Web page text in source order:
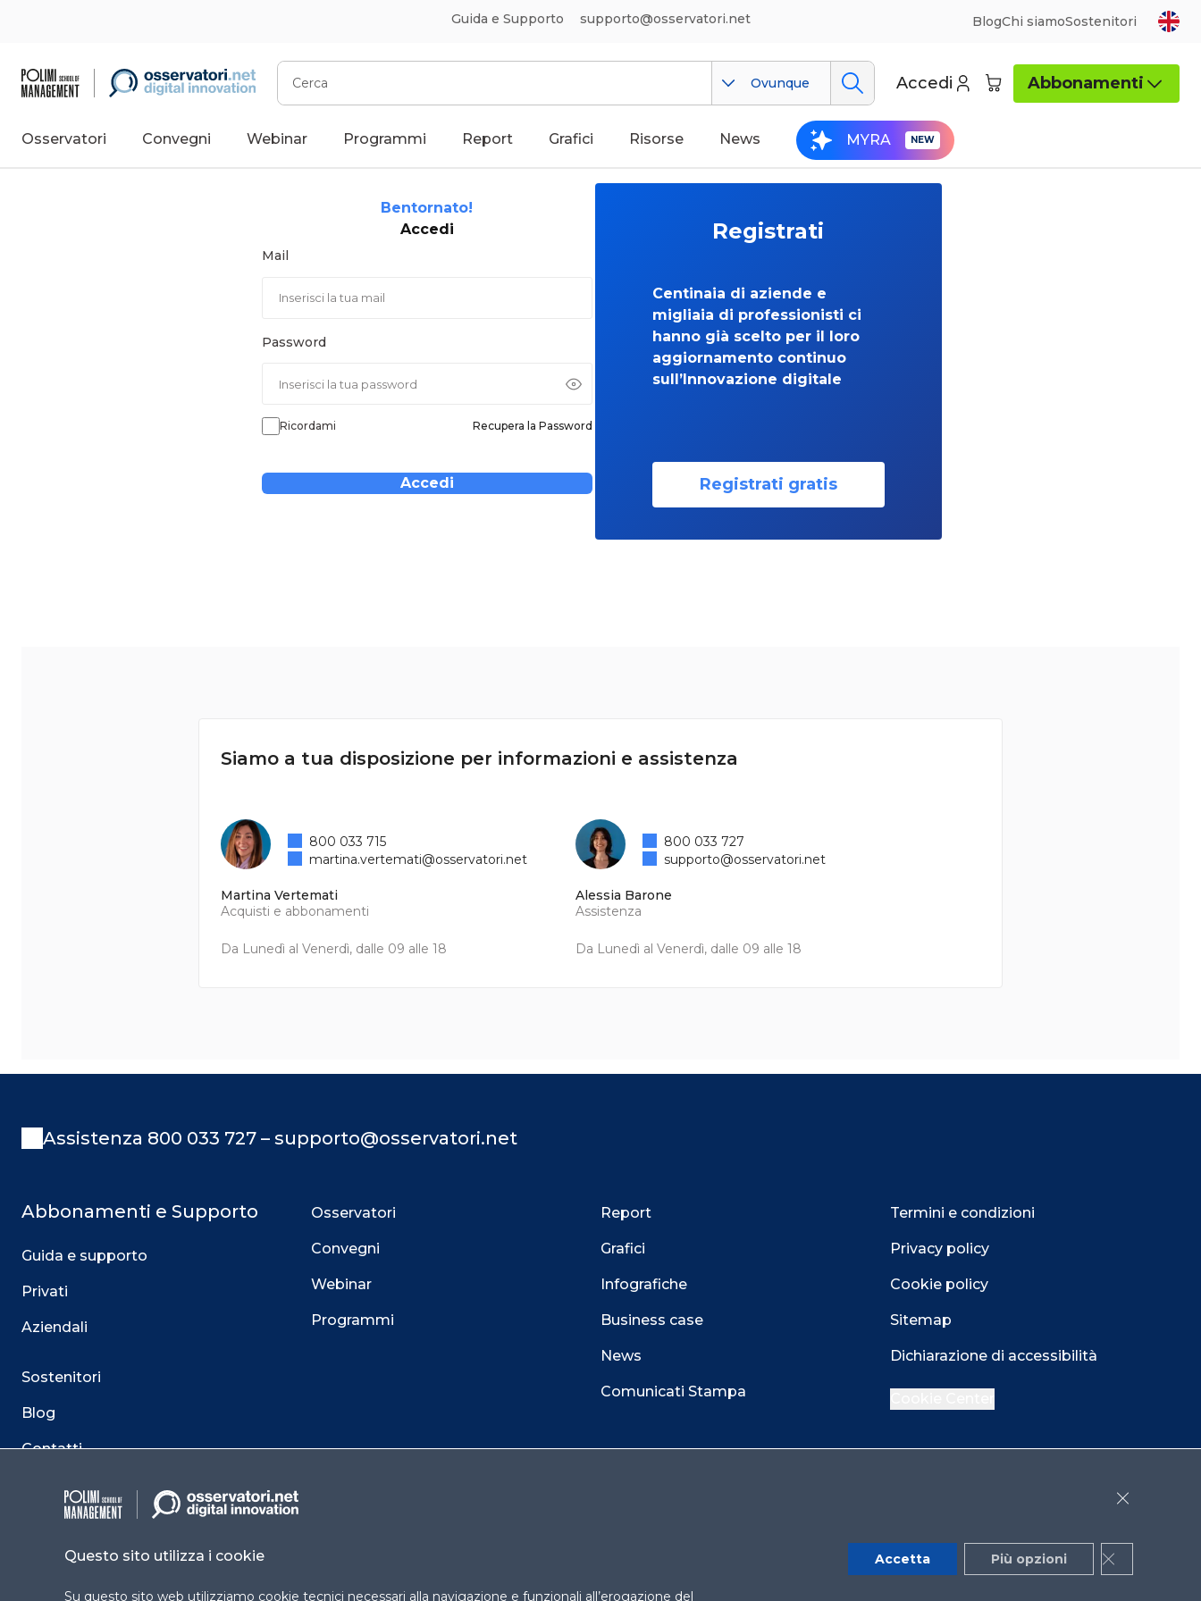
Guida e Supporto supporto@osservatori.net BlogChi siamoSostenitori
Cerca
Ovunque Accedi Abbonamenti
Osservatori Convegni Webinar Programmi Report Grafici Risorse News MYRA
Bentornato!
Accedi
Mail
Password
Ricordami Recupera la Password
Accedi
Registrati
Centinaia di aziende e
migliaia di professionisti ci
hanno già scelto per il loro
aggiornamento continuo
sull’Innovazione digitale
Registrati gratis
Siamo a tua disposizione per informazioni e assistenza
Martina Vertemati
Acquisti e abbonamenti
Da Lunedì al Venerdì, dalle 09 alle 18
800 033 715
martina.vertemati@osservatori.net
Alessia Barone
Assistenza
Da Lunedì al Venerdì, dalle 09 alle 18
800 033 727
supporto@osservatori.net
Assistenza 800 033 727 – supporto@osservatori.net
Abbonamenti e Supporto
Guida e supporto
Privati
Aziendali
Sostenitori
Blog
Contatti
Osservatori
Convegni
Webinar
Programmi
Report
Grafici
Infografiche
Business case
News
Comunicati Stampa
Termini e condizioni
Privacy policy
Cookie policy
Sitemap
Dichiarazione di accessibilità
YouTube X
Close
Questo sito utilizza i cookie
Su questo sito web utilizziamo cookie tecnici necessari alla navigazione e funzionali all’erogazione del
Accetta Più opzioni